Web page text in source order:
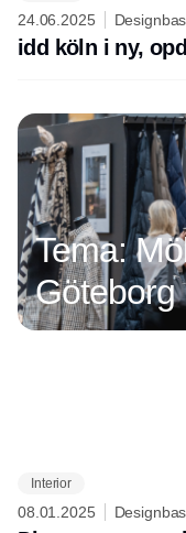
24.06.2025
idd köln i ny,
Tema:
Göteborg
Interior
08.01.2025